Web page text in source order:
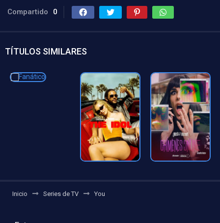
Compartido 0
TÍTULOS SIMILARES
Inicio Series de TV You